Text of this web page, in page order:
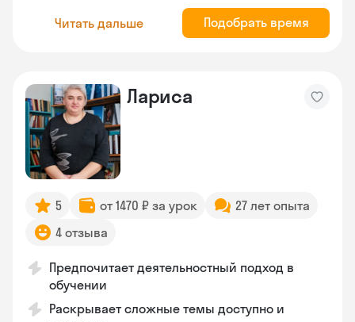
Читать дальше Подобрать время
Лариса
5 от 1470 ₽ за урок
27 лет опыта
4 отзыва
Предпочитает деятельностный подход в
обучении
Раскрывает сложные темы доступно и